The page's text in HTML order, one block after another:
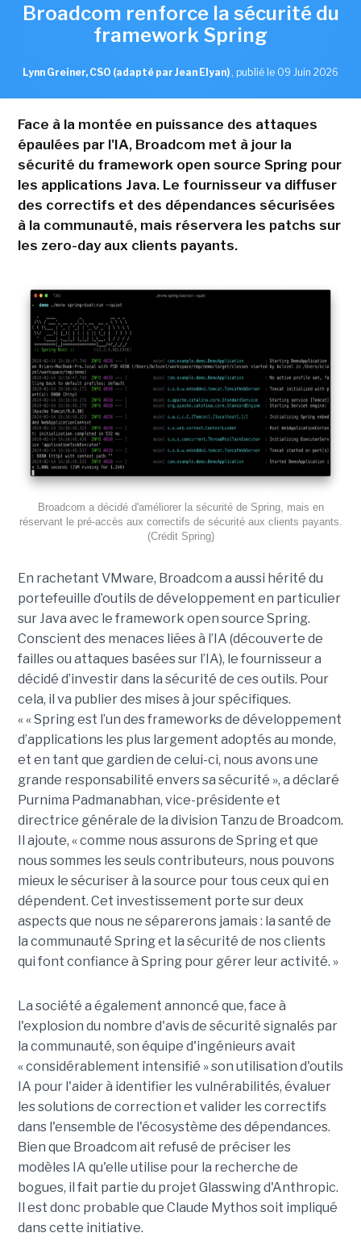
Broadcom renforce la sécurité du
framework Spring
Lynn Greiner, CSO (adapté par Jean Elyan) , publié le 09 Juin 2026
Face à la montée en puissance des attaques
épaulées par l'IA, Broadcom met à jour la
sécurité du framework open source Spring pour
les applications Java. Le fournisseur va diffuser
des correctifs et des dépendances sécurisées
à la communauté, mais réservera les patchs sur
les zero-day aux clients payants.
Broadcom a décidé d'améliorer la sécurité de Spring, mais en
réservant le pré-accès aux correctifs de sécurité aux clients payants.
(Crédit Spring)
En rachetant VMware, Broadcom a aussi hérité du
portefeuille d’outils de développement en particulier
sur Java avec le framework open source Spring.
Conscient des menaces liées à l’IA (découverte de
failles ou attaques basées sur l’IA), le fournisseur a
décidé d’investir dans la sécurité de ces outils. Pour
cela, il va publier des mises à jour spécifiques.
« « Spring est l’un des frameworks de développement
d’applications les plus largement adoptés au monde,
et en tant que gardien de celui-ci, nous avons une
grande responsabilité envers sa sécurité », a déclaré
Purnima Padmanabhan, vice-présidente et
directrice générale de la division Tanzu de Broadcom.
Il ajoute, « comme nous assurons de Spring et que
nous sommes les seuls contributeurs, nous pouvons
mieux le sécuriser à la source pour tous ceux qui en
dépendent. Cet investissement porte sur deux
aspects que nous ne séparerons jamais : la santé de
la communauté Spring et la sécurité de nos clients
qui font confiance à Spring pour gérer leur activité. »
La société a également annoncé que, face à
l'explosion du nombre d'avis de sécurité signalés par
la communauté, son équipe d'ingénieurs avait
« considérablement intensifié » son utilisation d'outils
IA pour l'aider à identifier les vulnérabilités, évaluer
les solutions de correction et valider les correctifs
dans l'ensemble de l'écosystème des dépendances.
Bien que Broadcom ait refusé de préciser les
modèles IA qu'elle utilise pour la recherche de
bogues, il fait partie du projet Glasswing d'Anthropic.
Il est donc probable que Claude Mythos soit impliqué
dans cette initiative.